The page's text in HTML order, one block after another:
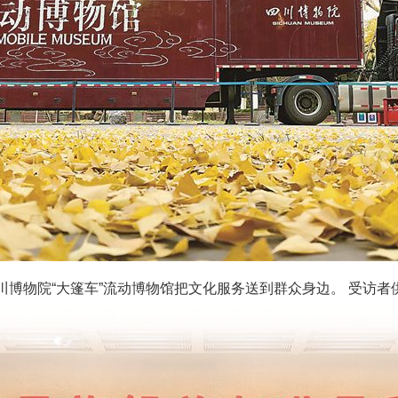
博物院“大篷车”流动博物馆把文化服务送到群众身边。 受访者